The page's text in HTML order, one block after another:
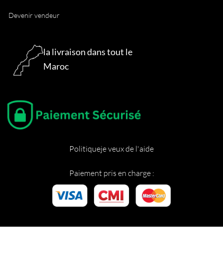
Devenir vendeur
la livraison dans tout le
Maroc
Paiement pris en charge :
Politiqueje veux de l'aide